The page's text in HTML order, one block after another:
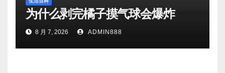
为什么剥完橘子摸气球会爆炸
8 月 7, 2026 ADMIN888